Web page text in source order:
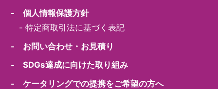
- 個人情報保護方針
-特定商取引法に基づく表記
- お問い合わせ・お見積り
- SDGs達成に向けた取り組み
- ケータリングでの提携をご希望の方へ